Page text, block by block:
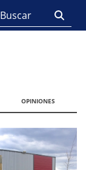
OPINIONES